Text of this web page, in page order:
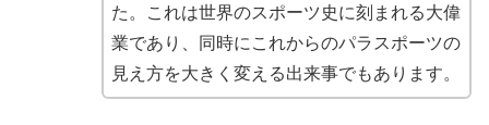
た。これは世界のスポーツ史に刻まれる大偉
業であり、同時にこれからのパラスポーツの
見え方を大きく変える出来事でもあります。